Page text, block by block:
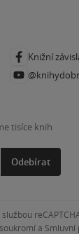
Knižní
tisíce knih
Odebírat
a Smluvní